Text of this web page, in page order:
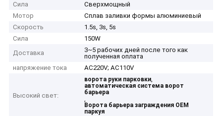
Сила
Сверхмощный
Мотор
Сплав заливки формы алюминиевый
Скорость
1.5s, 3s, 5s
Сила
150W
Доставка
3~5 рабочих дней после того как
полученная оплата
напряжение тока
AC220V; AC110V
Высокий свет:
ворота руки парковки,
автоматическая система ворот
барьера
,
Ворота барьера заграждения OEM
паркуя